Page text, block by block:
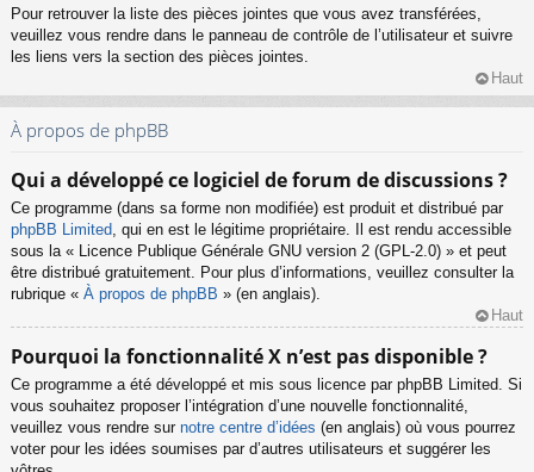
Pour retrouver la liste des pièces jointes que vous avez transférées,
veuillez vous rendre dans le panneau de contrôle de l’utilisateur et suivre
les liens vers la section des pièces jointes.
Haut
À propos de phpBB
Qui a développé ce logiciel de forum de discussions ?
Ce programme (dans sa forme non modifiée) est produit et distribué par
phpBB Limited, qui en est le légitime propriétaire. Il est rendu accessible
sous la « Licence Publique Générale GNU version 2 (GPL-2.0) » et peut
être distribué gratuitement. Pour plus d’informations, veuillez consulter la
rubrique « À propos de phpBB » (en anglais).
Haut
Pourquoi la fonctionnalité X n’est pas disponible ?
Ce programme a été développé et mis sous licence par phpBB Limited. Si
vous souhaitez proposer l’intégration d’une nouvelle fonctionnalité,
veuillez vous rendre sur notre centre d’idées (en anglais) où vous pourrez
voter pour les idées soumises par d’autres utilisateurs et suggérer les